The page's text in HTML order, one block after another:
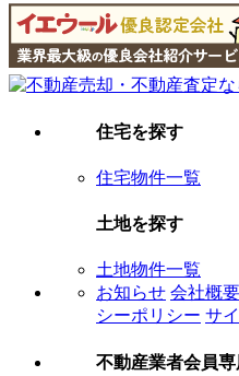
住宅を探す
住宅物件一覧
土地を探す
土地物件一覧
お知らせ 会社概要
シーポリシー サ
不動産業者会員専